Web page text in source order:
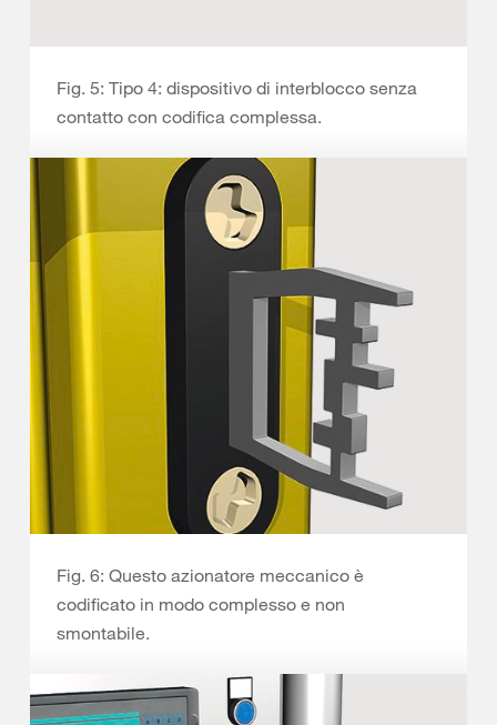
Fig. 5: Tipo 4: dispositivo di interblocco senza
contatto con codifica complessa.
Fig. 6: Questo azionatore meccanico è
codificato in modo complesso e non
smontabile.